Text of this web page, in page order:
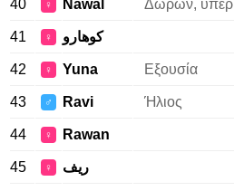
40 ♀ Nawal Δώρων, υπέρ
41 ♀ كوهارو
42 ♀ Yuna Εξουσία
43 ♂ Ravi Ήλιος
44 ♀ Rawan
45 ♀ ريف